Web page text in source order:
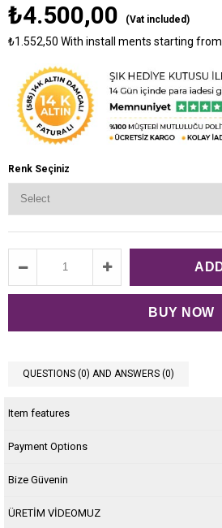
₺4.500,00 (Vat included)
₺1.552,50 With install ments starting from
Renk Seçiniz
QUESTIONS (0) AND ANSWERS (0)
Item features
Payment Options
Bize Güvenin
ÜRETİM VİDEOMUZ